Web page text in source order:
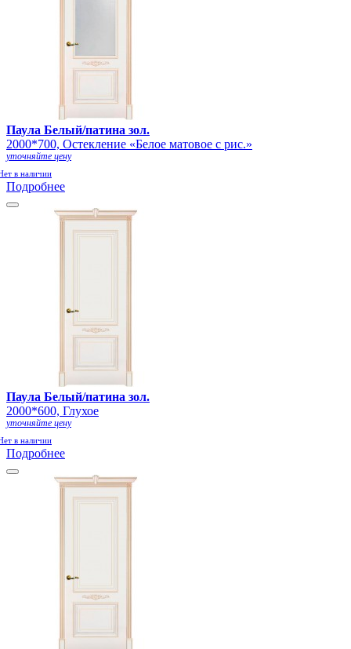
Паула Белый/патина зол.
2000*700, Остекление «Белое матовое с рис.»
уточняйте цену
в наличии
Подробнее
Паула Белый/патина зол.
2000*600, Глухое
уточняйте цену
в наличии
Подробнее